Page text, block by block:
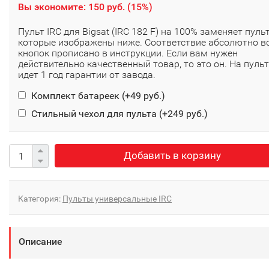
Вы экономите: 150 руб. (15%)
Пульт IRC для Bigsat (IRC 182 F) на 100% заменяет
которые изображены ниже. Соответствие абсолютно
кнопок прописано в инструкции. Если вам нужен
действительно качественный товар, то это он. На пульт
идет 1 год гарантии от завода.
Комплект батареек (+49 руб.)
Стильный чехол для пульта (+249 руб.)
Добавить в корзину
Категория: Пульты универсальные IRC
Описание